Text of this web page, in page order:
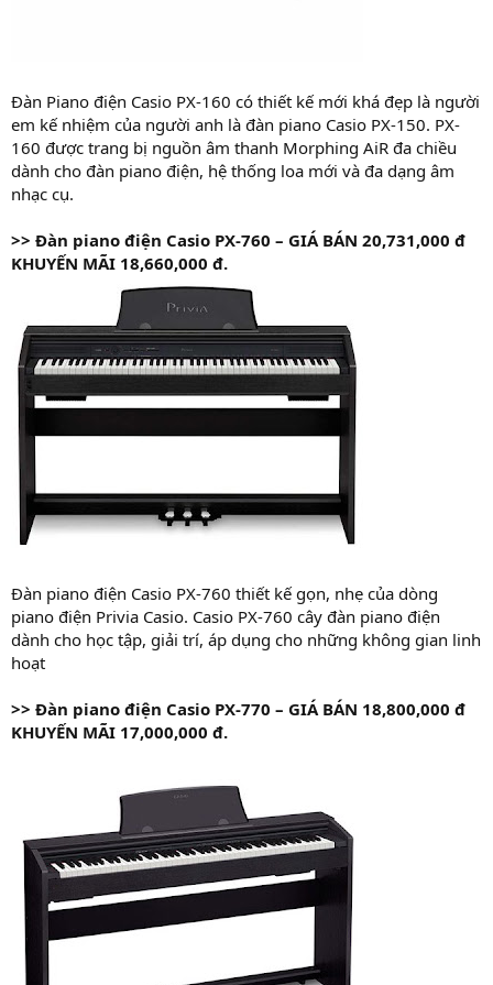
Đàn Piano điện Casio PX-160 có thiết kế mới khá đẹp là người
em kế nhiệm của người anh là đàn piano Casio PX-150. PX-
160 được trang bị nguồn âm thanh Morphing AiR đa chiều
dành cho đàn piano điện, hệ thống loa mới và đa dạng âm
nhạc cụ.
>> Đàn piano điện Casio PX-760 – GIÁ BÁN 20,731,000 đ
KHUYẾN MÃI 18,660,000 đ.
Đàn piano điện Casio PX-760 thiết kế gọn, nhẹ của dòng
piano điện Privia Casio. Casio PX-760 cây đàn piano điện
dành cho học tập, giải trí, áp dụng cho những không gian linh
hoạt
>> Đàn piano điện Casio PX-770 – GIÁ BÁN 18,800,000 đ
KHUYẾN MÃI 17,000,000 đ.